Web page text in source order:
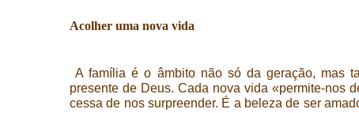
Acolher uma nova vida
A família é o âmbito não só da geração, mas
presente de Deus. Cada nova vida «permite-nos
cessa de nos surpreender. É a beleza de ser